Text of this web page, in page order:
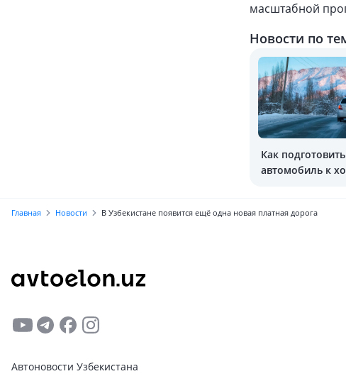
масштабной
Новости по
Как подготовить
автомобиль к
Главная Новости В Узбекистане появится ещё одна новая платная дорога
Автоновости Узбекистана